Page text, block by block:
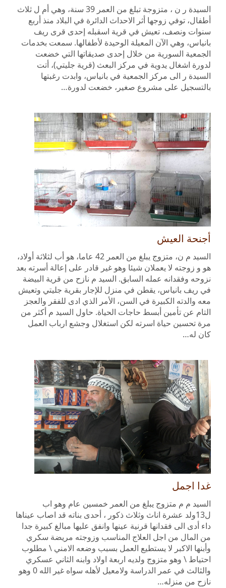
السيدة ر ن ، متزوجة تبلغ من العمر 39 سنة، وهي أم ل ثلاث
أطفال، توفي زوجها أثر الاحداث الدائرة في البلاد منذ أربع
سنوات ونصف، تعيش في قرية اسقبله إحدى قرى ريف
بانياس، وهي الآن المعيلة الوحيدة لأطفالها. سمعت بخدمات
الجمعية السورية من خلال إحدى صديقاتها التي خضعت
لدورة اشغال يدوية في مركز البعث (قرية جليتي)، أتت
السيدة ر الى مركز الجمعية في بانياس، وابدت رغبتها
بالتسجيل على مشروع صغير، خضعت لدورة…
أجنحة العيش
السيد م ن، متزوج يبلغ من العمر 42 عاما، هو أب لثلاثة أولاد،
هو و زوجته لا يعملان شيئا وهو غير قادر على إعالة أسرته بعد
نزوحه وفقدانه عمله السابق. السيد م نازح من قرية البيضة
في ريف بانياس، يقطن في منزل للإجار بقرية جليتي وتعيش
معه والدته الكبيرة في السن، الأمر الذي ادى للفقر والعجز
التام عن تأمين أبسط حاجات الحياة. حاول السيد م أكثر من
مرة تحسين حياة اسرته لكن استغلال وجشع ارباب العمل
كان له…
غدا اجمل
السيد م م متزوج يبلغ من العمر خمسين عام وهو اب
ل13ولد عشرة اناث وثلاث ذكور ، أحدى بناته قد اصاب عيناها
داء أدى الى فقدانها قرنية عينها وانفق عليها مبالغ كبيرة جدا
من المال من اجل العلاج المناسب وزوجته مريضة سكري
وأبنها الاكبر لا يستطيع العمل بسبب وضعه الامني \ مطلوب
احتياط \ وهو متزوج ولديه اربعة اولاد وابنه الثاني عسكري
والثالث في عمر الدراسة ولامعيل لأهله سواه غير الله 0 وهو
نازح من منزله…